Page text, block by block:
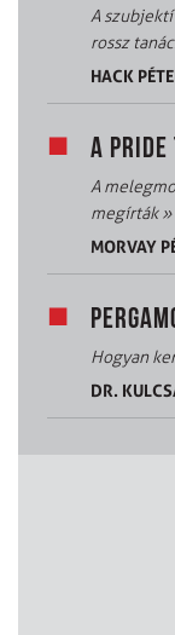
A
rossz
HACK
A PRIDE
A
megírták»
MORVAY
Hogyan
DR.